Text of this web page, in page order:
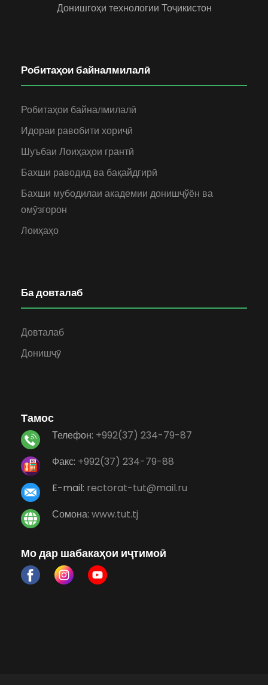
Донишгоҳи технологии Тоҷикистон
Робитаҳои байналмилалӣ
Робитаҳои байналмилалӣ
Идораи равобити хориҷӣ
Шуъбаи Лоиҳаҳои грантӣ
Бахши раводид ва бақайдгирӣ
Бахши мубодилаи академии донишҷўён ва
омӯзгорон
Лоиҳаҳо
Ба довталаб
Довталаб
Донишҷӯ
Тамос
Телефон: +992(37) 234-79-87
Факс: +992(37) 234-79-88
E-mail: rectorat-tut@mail.ru
Сомона: www.tut.tj
Мо дар шабакаҳои иҷтимоӣ